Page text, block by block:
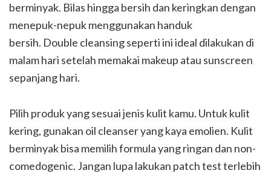
berminyak. Bilas hingga bersih dan keringkan dengan
menepuk-nepuk menggunakan handuk
bersih. Double cleansing seperti ini ideal dilakukan di
malam hari setelah memakai makeup atau sunscreen
sepanjang hari.
Pilih produk yang sesuai jenis kulit kamu. Untuk kulit
kering, gunakan oil cleanser yang kaya emolien. Kulit
berminyak bisa memilih formula yang ringan dan non-
comedogenic. Jangan lupa lakukan patch test terlebih